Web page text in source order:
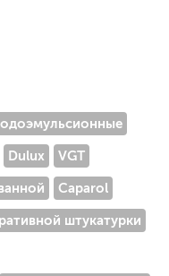
Dulux VGT
Caparol
штукатурки